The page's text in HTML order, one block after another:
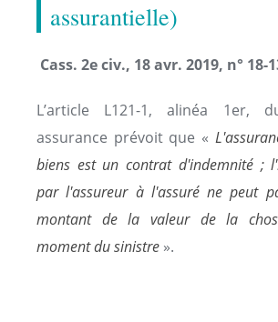
assurantielle)
Cass. 2e civ., 18 avr. 2019, n° 18-
L’article L121-1, alinéa 1er,
assurance prévoit que «
biens est un contrat d'indemnité ;
par l'assureur à l'assuré ne peut
montant de la valeur de la
moment du sinistre ».